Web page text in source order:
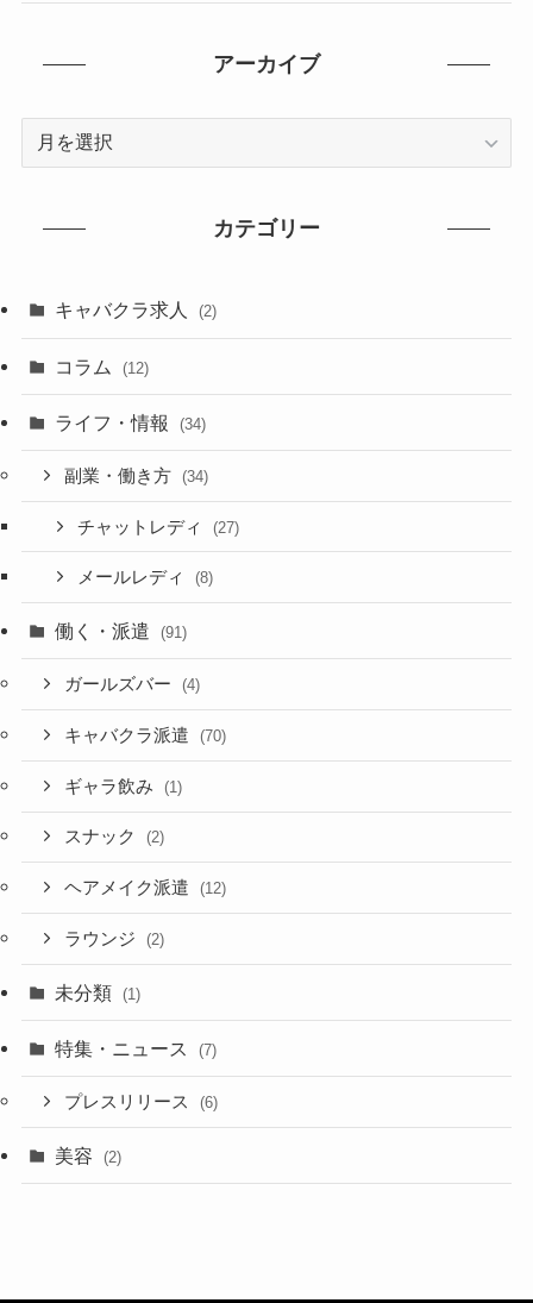
アーカイブ
カテゴリー
キャバクラ求人 (2)
コラム (12)
ライフ・情報 (34)
副業・働き方 (34)
チャットレディ (27)
メールレディ (8)
働く・派遣 (91)
ガールズバー (4)
キャバクラ派遣 (70)
ギャラ飲み (1)
スナック (2)
ヘアメイク派遣 (12)
ラウンジ (2)
未分類 (1)
特集・ニュース (7)
プレスリリース (6)
美容 (2)